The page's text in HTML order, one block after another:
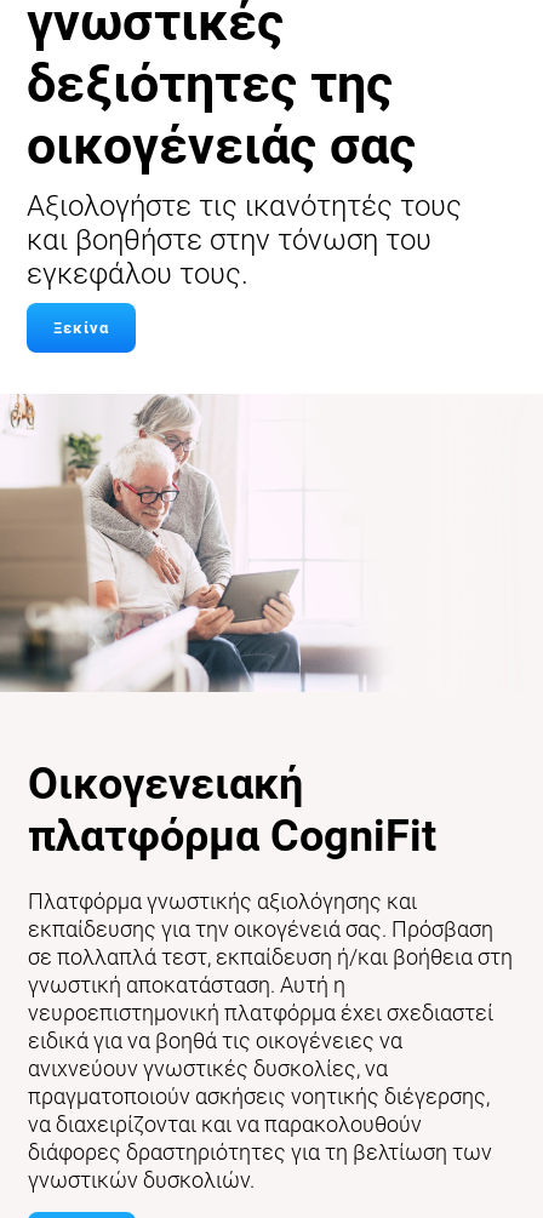
γνωστικές
δεξιότητες της
οικογένειάς σας
Αξιολογήστε τις ικανότητές τους
και βοηθήστε στην τόνωση του
εγκεφάλου τους.
Ξεκίνα
Οικογενειακή
πλατφόρμα CogniFit
Πλατφόρμα γνωστικής αξιολόγησης και
εκπαίδευσης για την οικογένειά σας. Πρόσβαση
σε πολλαπλά τεστ, εκπαίδευση ή/και βοήθεια στη
γνωστική αποκατάσταση. Αυτή η
νευροεπιστημονική πλατφόρμα έχει σχεδιαστεί
ειδικά για να βοηθά τις οικογένειες να
ανιχνεύουν γνωστικές δυσκολίες, να
πραγματοποιούν ασκήσεις νοητικής διέγερσης,
να διαχειρίζονται και να παρακολουθούν
διάφορες δραστηριότητες για τη βελτίωση των
γνωστικών δυσκολιών.